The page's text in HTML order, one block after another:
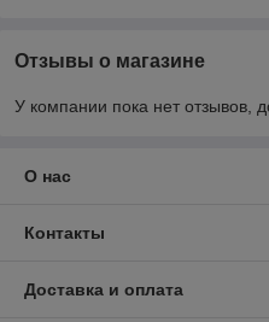
Отзывы о магазине
У компании пока нет отзывов,
О нас
Контакты
Доставка и оплата